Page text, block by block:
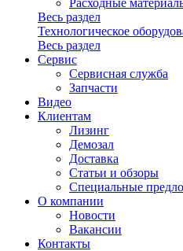
Расходные
Весь раздел
Технологическое
Весь раздел
Сервис
Сервисная служба
Запчасти
Видео
Клиентам
Лизинг
Демозал
Доставка
Статьи и обзоры
Специальные
О компании
Новости
Вакансии
Контакты